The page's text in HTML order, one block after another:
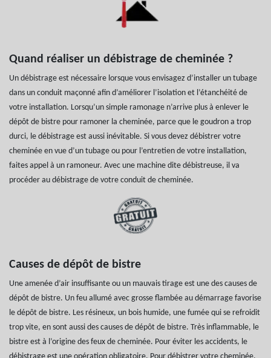
Quand réaliser un débistrage de cheminée ?
Un débistrage est nécessaire lorsque vous envisagez d’installer un tubage
dans un conduit maçonné afin d’améliorer l’isolation et l’étanchéité de
votre installation. Lorsqu’un simple ramonage n’arrive plus à enlever le
dépôt de bistre pour ramoner la cheminée, parce que le goudron a trop
durci, le débistrage est aussi inévitable. Si vous devez débistrer votre
cheminée en vue d’un tubage ou pour l’entretien de votre installation,
faites appel à un ramoneur. Avec une machine dite débistreuse, il va
procéder au débistrage de votre conduit de cheminée.
Causes de dépôt de bistre
Une amenée d’air insuffisante ou un mauvais tirage est une des causes de
dépôt de bistre. Un feu allumé avec grosse flambée au démarrage favorise
le dépôt de bistre. Les résineux, un bois humide, une fumée qui se refroidit
trop vite, en sont aussi des causes de dépôt de bistre. Très inflammable, le
bistre est à l’origine des feux de cheminée. Pour éviter les accidents, le